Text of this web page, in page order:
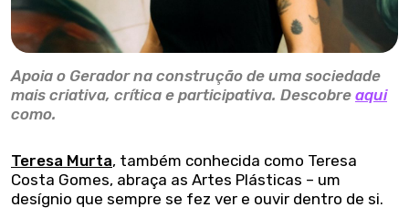
Apoia o Gerador na construção de uma sociedade
mais criativa, crítica e participativa. Descobre aqui
como.
Teresa Murta, também conhecida como Teresa
Costa Gomes, abraça as Artes Plásticas – um
desígnio que sempre se fez ver e ouvir dentro de si.